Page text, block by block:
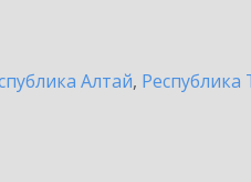
Алтай, Республика